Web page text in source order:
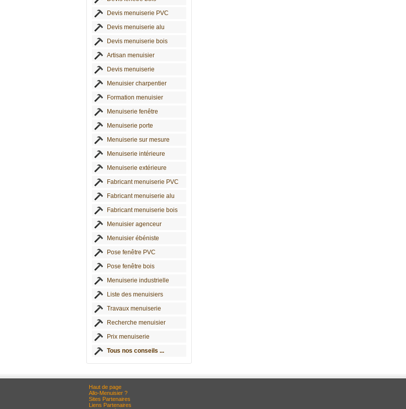
Devis menuiserie PVC
Devis menuiserie alu
Devis menuiserie bois
Artisan menuisier
Devis menuiserie
Menuisier charpentier
Formation menuisier
Menuiserie fenêtre
Menuiserie porte
Menuiserie sur mesure
Menuiserie intérieure
Menuiserie extérieure
Fabricant menuiserie PVC
Fabricant menuiserie alu
Fabricant menuiserie bois
Menuisier agenceur
Menuisier ébéniste
Pose fenêtre PVC
Pose fenêtre bois
Menuiserie industrielle
Liste des menuisiers
Travaux menuiserie
Recherche menuisier
Prix menuiserie
Tous nos conseils ...
Haut de page
Allo-Menuisier ?
Sites Partenaires
Liens Partenaires